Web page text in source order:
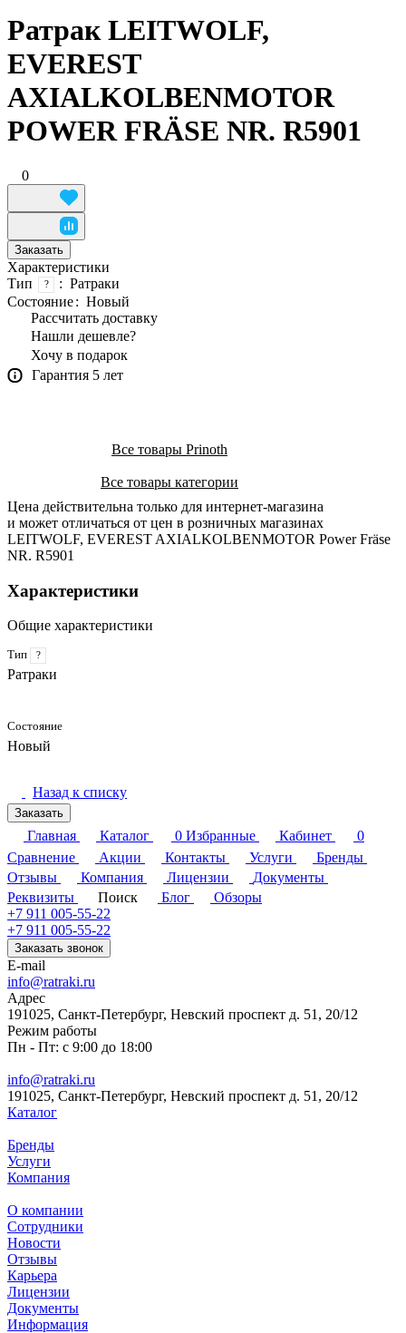
Ратрак LEITWOLF,
EVEREST
AXIALKOLBENMOTOR
POWER FRÄSE NR. R5901
0
Заказать
Характеристики
Тип
? : Ратраки
Состояние: Новый
Рассчитать доставку
Нашли дешевле?
Хочу в подарок
Гарантия 5 лет
Все товары Prinoth
Все товары категории
Цена действительна только для интернет-магазина
и может отличаться от цен в розничных магазинах
LEITWOLF, EVEREST AXIALKOLBENMOTOR Power Fräse
NR. R5901
Характеристики
Общие характеристики
Тип ?
Ратраки
Состояние
Новый
Назад к списку
Заказать
Главная Каталог 0 Избранные Кабинет
0
Сравнение
Акции Контакты Услуги
Бренды
Отзывы
Компания Лицензии
Документы
Реквизиты
Поиск Блог
Обзоры
+7 911 005-55-22
+7 911 005-55-22
Заказать звонок
E-mail
info@ratraki.ru
Адрес
191025, Санкт-Петербург, Невский проспект д. 51, 20/12
Режим работы
Пн - Пт: с 9:00 до 18:00
info@ratraki.ru
191025, Санкт-Петербург, Невский проспект д. 51, 20/12
Каталог
Бренды
Услуги
Компания
О компании
Сотрудники
Новости
Отзывы
Карьера
Лицензии
Документы
Информация